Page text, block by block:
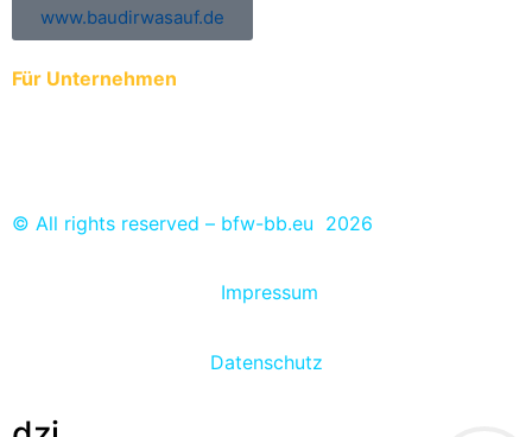
www.baudirwasauf.de
Für Unternehmen
© All rights reserved – bfw-bb.eu 2026
Impressum
Datenschutz